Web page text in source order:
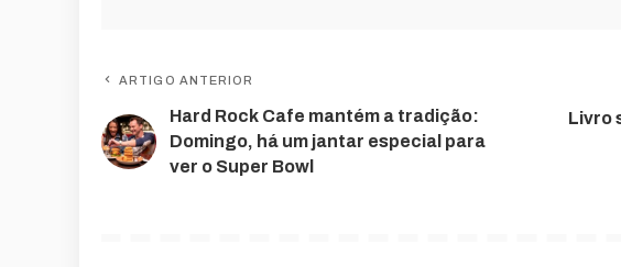
ARTIGO ANTERIOR
Hard Rock Cafe mantém a tradição:
Domingo, há um jantar especial para
ver o Super Bowl
Livro